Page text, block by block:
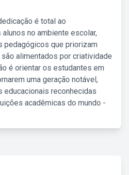
é total ao
no ambiente escolar,
pedagógicos que priorizam
alimentados por criatividade
é orientar os estudantes em
uma geração notável,
educacionais reconhecidas
acadêmicas do mundo -